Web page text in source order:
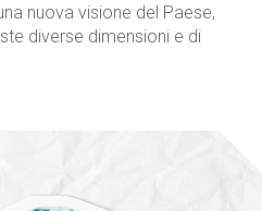
nuova visione del Paese,
diverse dimensioni e di